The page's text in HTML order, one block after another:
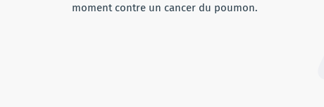
moment contre un cancer du poumon.